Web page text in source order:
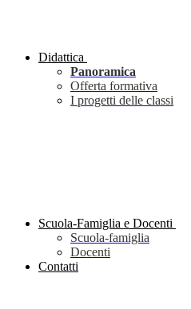
Didattica
Panoramica
Offerta formativa
I progetti delle classi
Scuola-Famiglia e Docenti
Scuola-famiglia
Docenti
Contatti